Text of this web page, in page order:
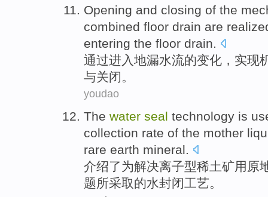
Opening and closing of the
combined floor drain are
entering the floor drain.
通过进入地漏水流的变化 ， 实现
与关闭。
youdao
The water seal technology is
collection rate of the mother
rare earth mineral.
介绍了为解决离子型稀土矿用 原
题所采取的水封闭工艺。